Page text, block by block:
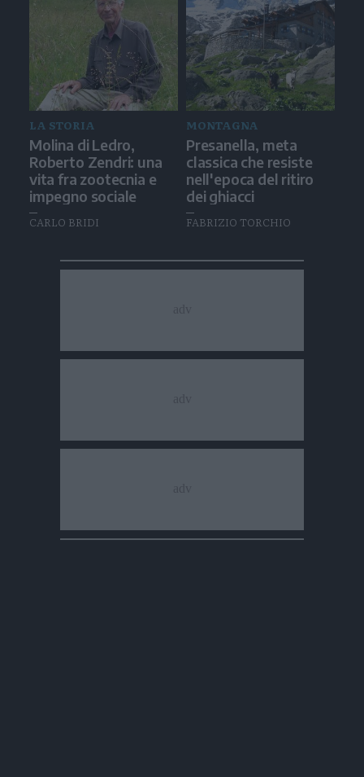
LA STORIA
Molina di Ledro,
Roberto Zendri: una
vita fra zootecnia e
impegno sociale
CARLO BRIDI
MONTAGNA
Presanella, meta
classica che resiste
nell'epoca del ritiro
dei ghiacci
FABRIZIO TORCHIO